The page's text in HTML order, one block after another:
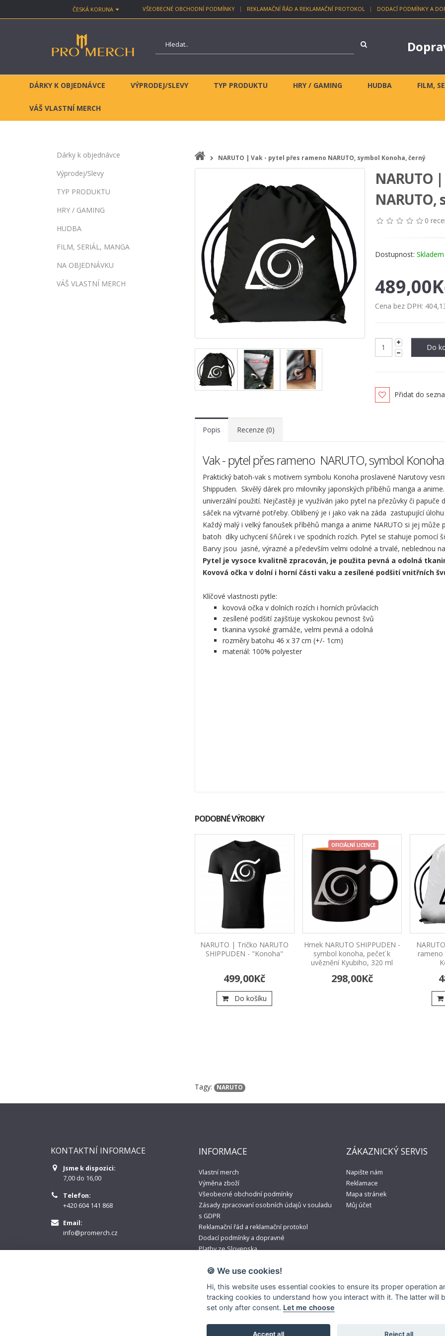
ČESKÁ KORUNA VŠEOBECNÉ OBCHODNÍ PODMÍNKY REKLAMAČNÍ ŘÁD A REKLAMAČNÍ PROTOKOL DODACÍ PODMÍNKY A
DÁRKY K OBJEDNÁVCE VÝPRODEJ/SLEVY TYP PRODUKTU HRY / GAMING HUDBA FILM,
VÁŠ VLASTNÍ MERCH
Dárky k objednávce
Výprodej/Slevy
TYP PRODUKTU
HRY / GAMING
HUDBA
FILM, SERIÁL, MANGA
NA OBJEDNÁVKU
VÁŠ VLASTNÍ MERCH
NARUTO | Vak - pytel přes rameno NARUTO, symbol Konoha, černý
NARUTO
NARUTO,
0
Dostupnost: Skladem
Cena bez DPH:
Do
Přidat do
Popis Recenze (0)
Vak - pytel přes rameno NARUTO, symbol Konoha
Praktický batoh-vak s motivem symbolu Konoha proslavené Narutovy
Shippuden. Skvělý dárek pro milovníky japonských příběhů manga a
univerzální použití. Nejčastěji je využíván jako pytel na přezůvky či
sáček na výtvarné potřeby. Oblíbený je i jako vak na záda zastupující
Každý malý i velký fanoušek příběhů manga a anime NARUTO si jej
batoh díky uchycení šňůrek i ve spodních rozích. Pytel se stahuje pomocí
Barvy jsou jasné, výrazné a především velmi odolné a trvalé, neblednou
Pytel je vysoce kvalitně zpracován, je použita pevná a odolná
Kovová očka v dolní i horní části vaku a zesílené podšití vnitřních
Klíčové vlastnosti pytle:
kovová očka v dolních rozích i horních průvlacích
zesílené podšití zajišťuje vyskokou pevnost švů
tkanina vysoké gramáže, velmi pevná a odolná
rozměry batohu 46 x 37 cm (+/- 1cm)
materiál: 100% polyester
PODOBNÉ VÝROBKY
NARUTO | Tričko NARUTO
SHIPPUDEN - "Konoha"
499,00Kč
Do košíku
OFICIÁLNÍ LICENCE
Hrnek NARUTO SHIPPUDEN -
symbol konoha, pečeť k
uvěznění Kyubiho, 320 ml
298,00Kč
rameno
Tagy: NARUTO
KONTAKTNÍ INFORMACE
Jsme k dispozici:
7,00 do 16,00
Telefon:
+420 604 141 868
Email:
info@promerch.cz
INFORMACE
Vlastní merch
Výměna zboží
Všeobecné obchodní podmínky
Zásady zpracovaní osobních údajů v souladu
s GDPR
Reklamační řád a reklamační protokol
Dodací podmínky a dopravné
Platby ze Slovenska
ZÁKAZNICKÝ SERVIS
Napište nám
Reklamace
Mapa stránek
Můj účet
🍪 We use cookies!
Hi, this website uses essential cookies to ensure its proper operation
tracking cookies to understand how you interact with it. The latter will
set only after consent. Let me choose
Accept all Reject all